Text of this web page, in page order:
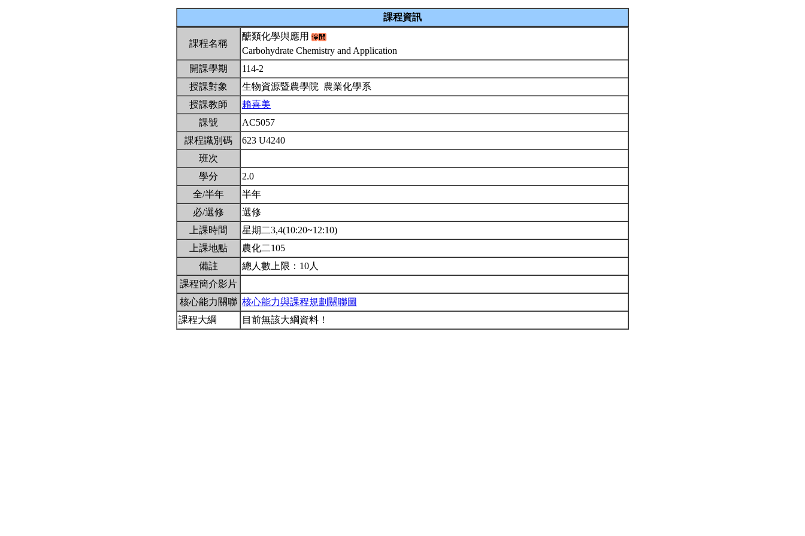
課程資訊
課程名稱
醣類化學與應用
Carbohydrate Chemistry and Application
開課學期
114-2
授課對象
生物資源暨農學院 農業化學系
授課教師
賴喜美
課號
AC5057
課程識別碼
623 U4240
班次
學分
2.0
全/半年
半年
必/選修
選修
上課時間
星期二3,4(10:20~12:10)
上課地點
農化二105
備註
總人數上限：10人
課程簡介影片
核心能力關聯 核心能力與課程規劃關聯圖
課程大綱
目前無該大綱資料！